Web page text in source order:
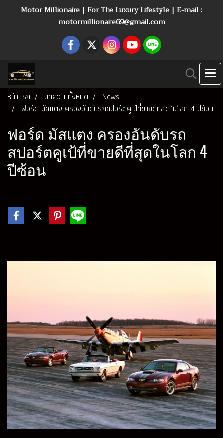
Motor Millionaire | For The Luxury Lifestyle | E-mail :
motormillionaire69@gmail.com
หน้าแรก บทความทั้งหมด
News
ฟอร์ด มัสแตง ครองอันดับรถสปอร์ตคูเป้ที่ขายดีที่สุดในโลก 4 ปีซ้อน
ฟอร์ด มัสแตง ครองอันดับรถ
สปอร์ตคูเป้ที่ขายดีที่สุดในโลก 4
ปีซ้อน